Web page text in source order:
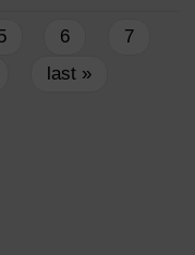
6
7
last »